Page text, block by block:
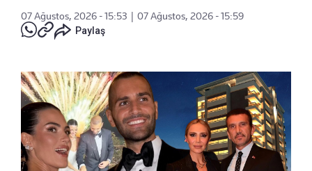
07 Ağustos, 2026 - 15:53
07 Ağustos, 2026 - 15:59
Paylaş